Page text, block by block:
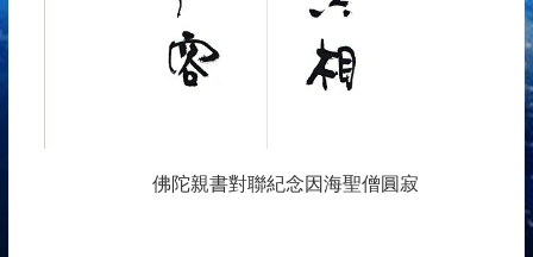
佛陀親書對聯紀念因海聖僧圓寂